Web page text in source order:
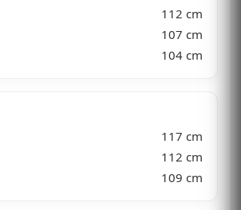
112 cm
107 cm
104 cm
117 cm
112 cm
109 cm